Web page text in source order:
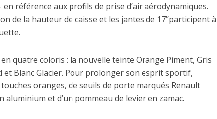
référence aux profils de prise d’air aérodynamiques.
de la hauteur de caisse et les jantes de 17’’participent à
en quatre coloris : la nouvelle teinte Orange Piment, Gris
et Blanc Glacier. Pour prolonger son esprit sportif,
touches oranges, de seuils de porte marqués Renault
aluminium et d’un pommeau de levier en zamac.